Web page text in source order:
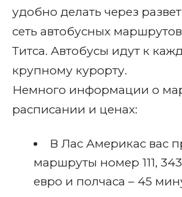
удобно делать через
сеть автобусных
Титса. Автобусы идут к
крупному курорту.
Немного информации о
расписании и ценах:
В Лас Америкас вас
маршруты номер 111,
евро и полчаса – 45